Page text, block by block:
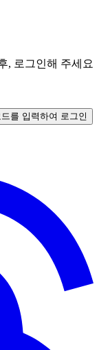
, 로그인해 주세요
드를 입력하여 로그인